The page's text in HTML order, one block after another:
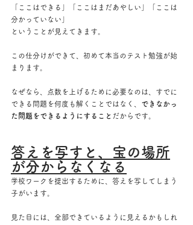
「ここはできる」「ここはまだあやしい」「ここは
分かっていない」
ということが見えてきます。
この仕分けができて、初めて本当のテスト勉強が始
まります。
なぜなら、点数を上げるために必要なのは、すでに
できる問題を何度も解くことではなく、 できなかっ
た問題をできるようにすること だからです。
答えを写すと、宝の場所
が分からなくなる
学校ワークを提出するために、答えを写してしまう
子がいます。
見た目には、全部できているように見えるかもしれ